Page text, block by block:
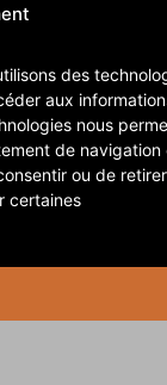
des
aux
nous
de navigation
ou de
certaines